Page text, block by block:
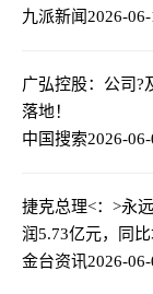
九派新闻2026-
广弘控股：公司?
落地！
中国搜索2026-
捷克总理<：>永
润5.73亿元，同
金台资讯2026-